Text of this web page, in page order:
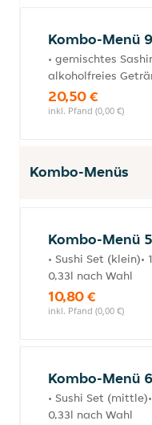
Kombo-Menü 9
• gemischtes
alkoholfreies
20,50 €
inkl. Pfand (0,00 €)
Kombo-Menüs
Kombo-Menü 5
• Sushi Set
0,33l nach Wahl
10,80 €
inkl. Pfand (0,00 €)
Kombo-Menü 6
• Sushi Set
0,33l nach Wahl